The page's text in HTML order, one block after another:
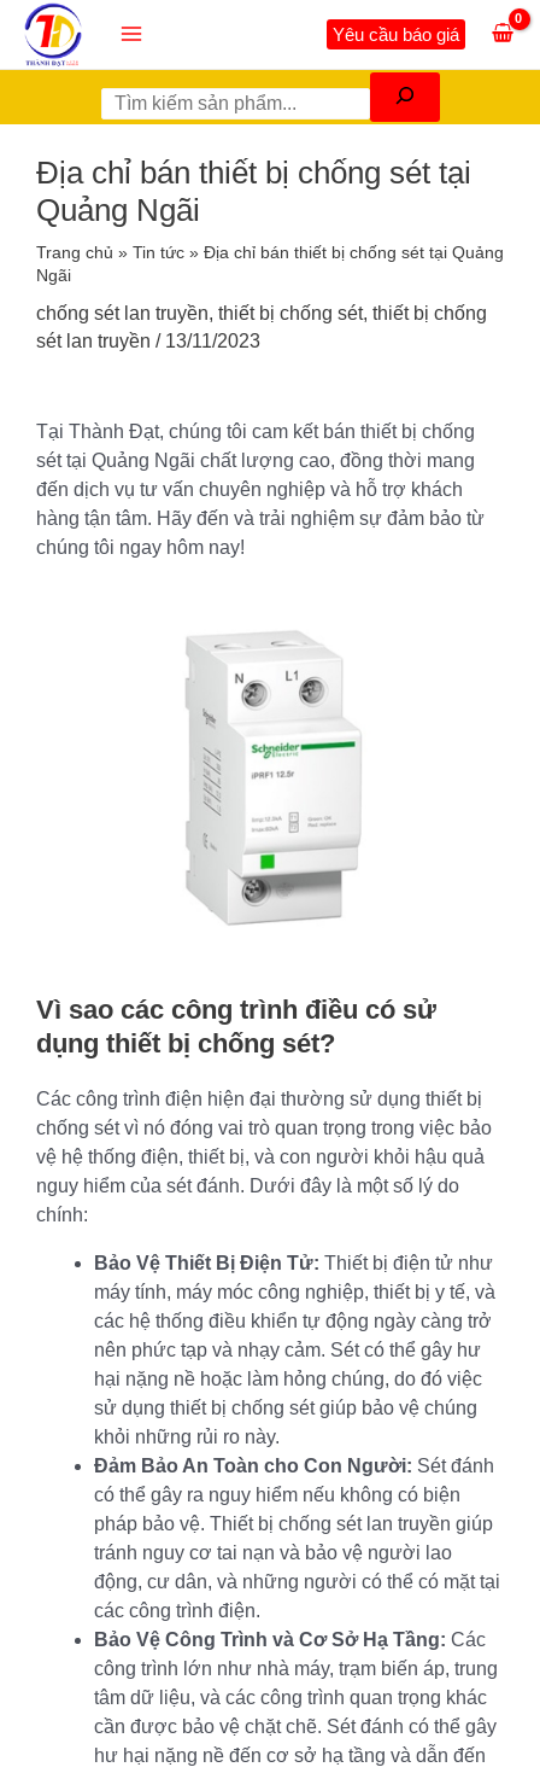
Nhảy
nội
Main
Menu
Yêu cầu báo giá
Địa chỉ bán thiết bị chống sét tại
Quảng Ngãi
Trang chủ » Tin tức » Địa chỉ bán thiết bị chống sét tại Quảng
Ngãi
chống sét lan truyền, thiết bị chống sét, thiết bị chống
sét lan truyền / 13/11/2023
Tại Thành Đạt, chúng tôi cam kết bán thiết bị chống
sét tại Quảng Ngãi chất lượng cao, đồng thời mang
đến dịch vụ tư vấn chuyên nghiệp và hỗ trợ khách
hàng tận tâm. Hãy đến và trải nghiệm sự đảm bảo từ
chúng tôi ngay hôm nay!
Vì sao các công trình điều có sử
dụng thiết bị chống sét?
Các công trình điện hiện đại thường sử dụng thiết bị
chống sét vì nó đóng vai trò quan trọng trong việc bảo
vệ hệ thống điện, thiết bị, và con người khỏi hậu quả
nguy hiểm của sét đánh. Dưới đây là một số lý do
chính:
Bảo Vệ Thiết Bị Điện Tử: Thiết bị điện tử như
máy tính, máy móc công nghiệp, thiết bị y tế, và
các hệ thống điều khiển tự động ngày càng trở
nên phức tạp và nhạy cảm. Sét có thể gây hư
hại nặng nề hoặc làm hỏng chúng, do đó việc
sử dụng thiết bị chống sét giúp bảo vệ chúng
khỏi những rủi ro này.
Đảm Bảo An Toàn cho Con Người: Sét đánh
có thể gây ra nguy hiểm nếu không có biện
pháp bảo vệ. Thiết bị chống sét lan truyền giúp
tránh nguy cơ tai nạn và bảo vệ người lao
động, cư dân, và những người có thể có mặt tại
các công trình điện.
Bảo Vệ Công Trình và Cơ Sở Hạ Tầng: Các
công trình lớn như nhà máy, trạm biến áp, trung
tâm dữ liệu, và các công trình quan trọng khác
cần được bảo vệ chặt chẽ. Sét đánh có thể gây
hư hại nặng nề đến cơ sở hạ tầng và dẫn đến